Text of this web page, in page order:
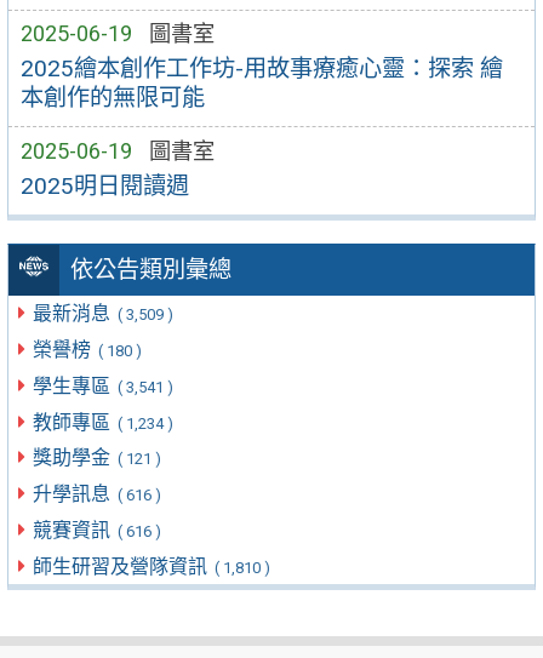
2025-06-19 圖書室
2025繪本創作工作坊-用故事療癒心靈：探索 繪
本創作的無限可能
2025-06-19 圖書室
2025明日閱讀週
依公告類別彙總
最新消息 ( 3,509 )
榮譽榜 ( 180 )
學生專區 ( 3,541 )
教師專區 ( 1,234 )
獎助學金 ( 121 )
升學訊息 ( 616 )
競賽資訊 ( 616 )
師生研習及營隊資訊 ( 1,810 )